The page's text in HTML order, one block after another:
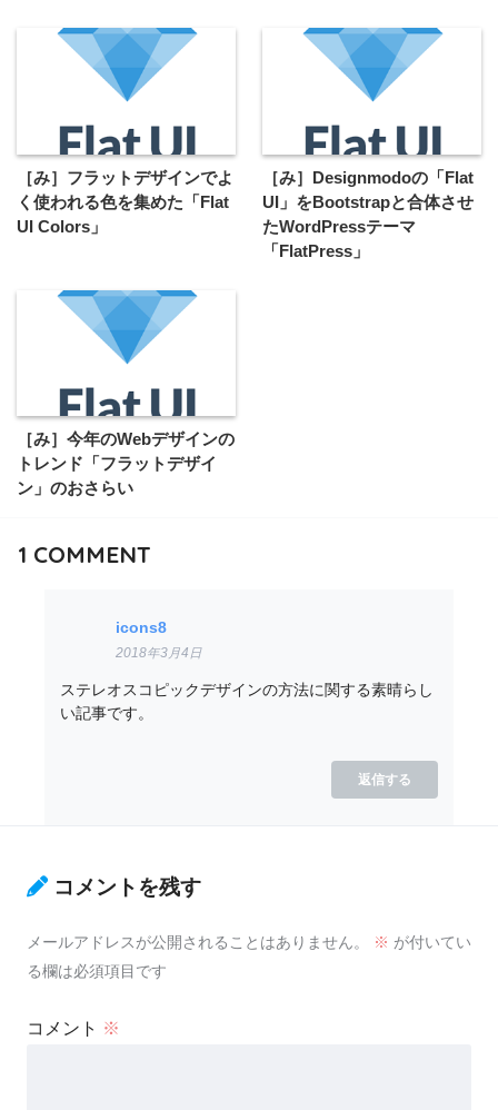
［み］フラットデザインでよ
く使われる色を集めた「Flat
UI Colors」
［み］Designmodoの「Flat
UI」をBootstrapと合体させ
たWordPressテーマ
「FlatPress」
［み］今年のWebデザインの
トレンド「フラットデザイ
ン」のおさらい
1 COMMENT
icons8
2018年3月4日
ステレオスコピックデザインの方法に関する素晴らし
い記事です。
返信する
コメントを残す
メールアドレスが公開されることはありません。 ※ が付いてい
る欄は必須項目です
コメント ※